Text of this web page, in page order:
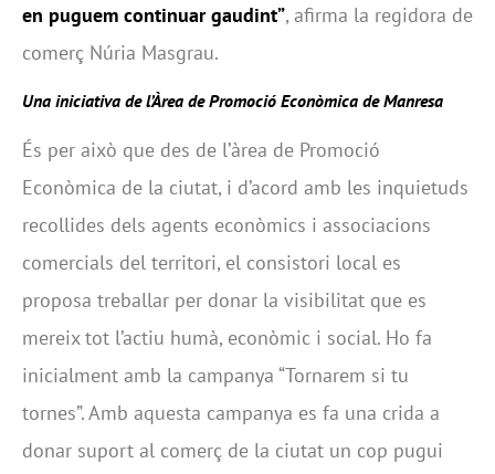
en puguem continuar gaudint”, afirma la regidora de
comerç Núria Masgrau.
Una iniciativa de l’Àrea de Promoció Econòmica de Manresa
És per això que des de l’àrea de Promoció
Econòmica de la ciutat, i d’acord amb les inquietuds
recollides dels agents econòmics i associacions
comercials del territori, el consistori local es
proposa treballar per donar la visibilitat que es
mereix tot l’actiu humà, econòmic i social. Ho fa
inicialment amb la campanya “Tornarem si tu
tornes”. Amb aquesta campanya es fa una crida a
donar suport al comerç de la ciutat un cop pugui